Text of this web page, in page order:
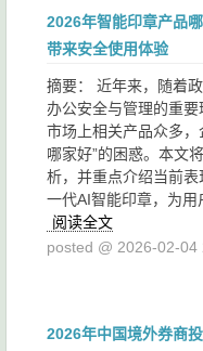
2026年智能印章产品
带来安全使用体验
摘要： 近年来，随着
办公安全与管理的重要
市场上相关产品众多
哪家好”的困惑。本文
析，并重点介绍当前
一代AI智能印章，为
阅读全文
posted @ 2026-02-04
2026年中国境外券商